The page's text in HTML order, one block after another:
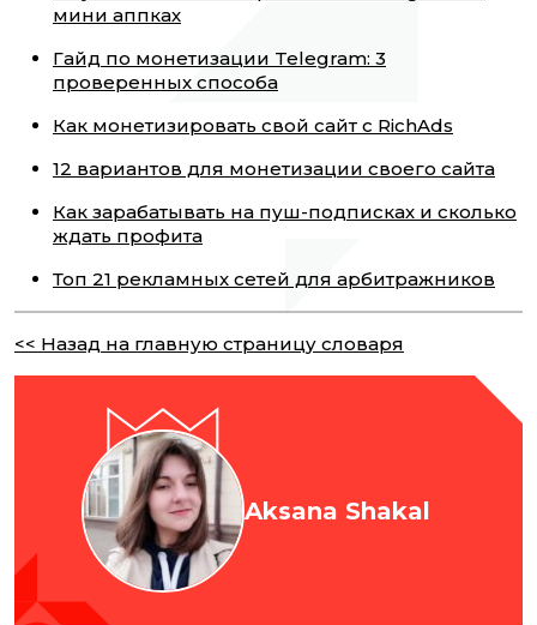
мини аппках
Гайд по монетизации Telegram: 3
проверенных способа
Как монетизировать свой сайт с RichAds
12 вариантов для монетизации своего сайта
Как зарабатывать на пуш-подписках и сколько
ждать профита
Топ 21 рекламных сетей для арбитражников
<< Назад на главную страницу словаря
Aksana Shakal